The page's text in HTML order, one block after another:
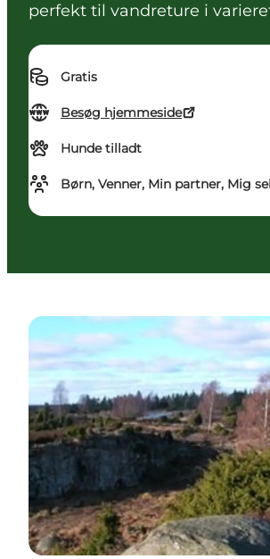
perfekt til vandreture i
Gratis
Besøg hjemmeside
Hunde tilladt
Børn, Venner, Min partner, Mig